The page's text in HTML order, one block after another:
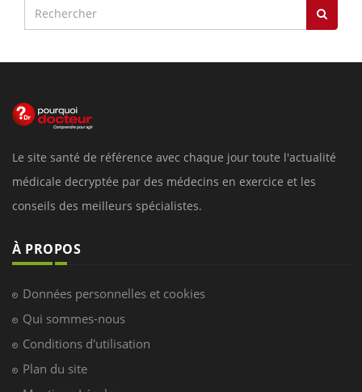
Le site santé de référence avec chaque jour toute l'actualité
médicale decryptée par des médecins en exercice et les
conseils des meilleurs spécialistes.
À PROPOS
Données personnelles et cookies
Qui sommes-nous
Conditions d'utilisation
Plan du site